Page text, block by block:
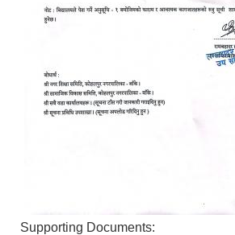
Supporting Documents: